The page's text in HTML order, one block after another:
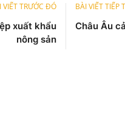
VIẾT TRƯỚC ĐÓ
xuất khẩu
nông sản
BÀI VIẾT TIẾP
Châu Âu